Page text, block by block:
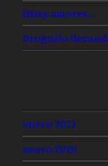
(H)ay amores…
Droguito
enero 2021
enero 2020